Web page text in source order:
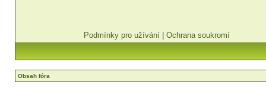
Podmínky pro užívání Ochrana soukromí
Obsah fóra